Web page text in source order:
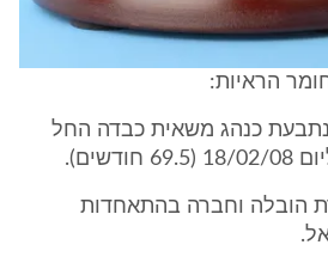
הראיות:
כנהג משאית כבדה החל
הובלה וחברה בהתאחדות